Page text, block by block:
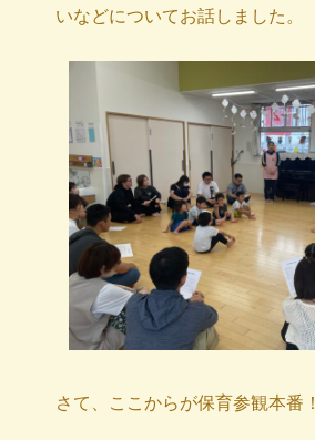
いなどについてお話しました。
さて、ここからが保育参観本番！